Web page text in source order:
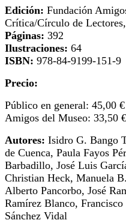
Edición: Fundación
Crítica/Círculo de
Páginas: 392
Ilustraciones: 64
ISBN: 978-84-9199-151-9
Precio:
Público en general: 45,00 €
Amigos del Museo: 33,50 €
Autores: Isidro G. Bango
de Cuenca, Paula Fayos
Barbadillo, José Luis
Christian Heck, Manuela
Alberto Pancorbo, José
Ramírez Blanco,
Sánchez Vidal